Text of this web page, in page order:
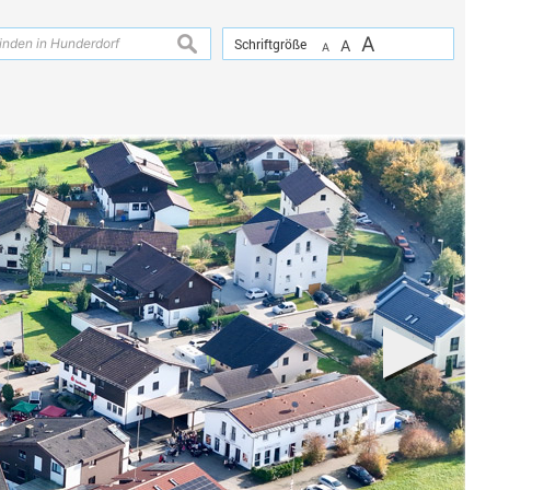
Schriftgröße A A A
suchen